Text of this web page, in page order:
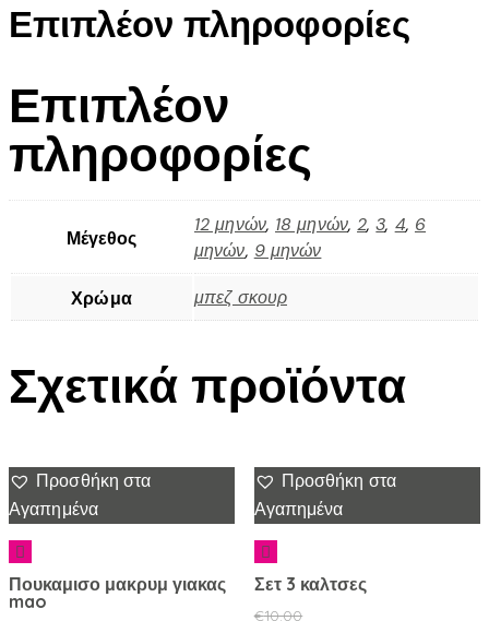
Επιπλέον πληροφορίες
Επιπλέον
πληροφορίες
Μέγεθος
12 μηνών, 18 μηνών,2,3, 4, 6
μηνών, 9 μηνών
Χρώμα μπεζ σκουρ
Σχετικά προϊόντα
Προσθήκη στα
Αγαπημένα
Πουκαμισο μακρυμ γιακας
mao
Προσθήκη στα
Αγαπημένα
Σετ 3 καλτσες
€10.00